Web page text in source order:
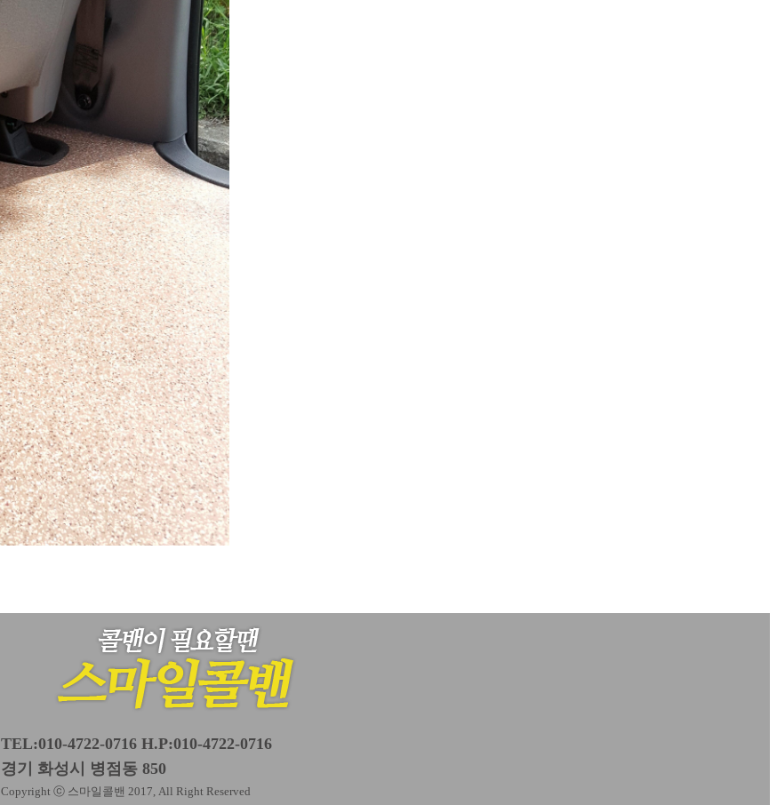
TEL:010-4722-0716 H.P:010-4722-0716
경기 화성시 병점동 850
Copyright ⓒ 스마일콜밴 2017, All Right Reserved